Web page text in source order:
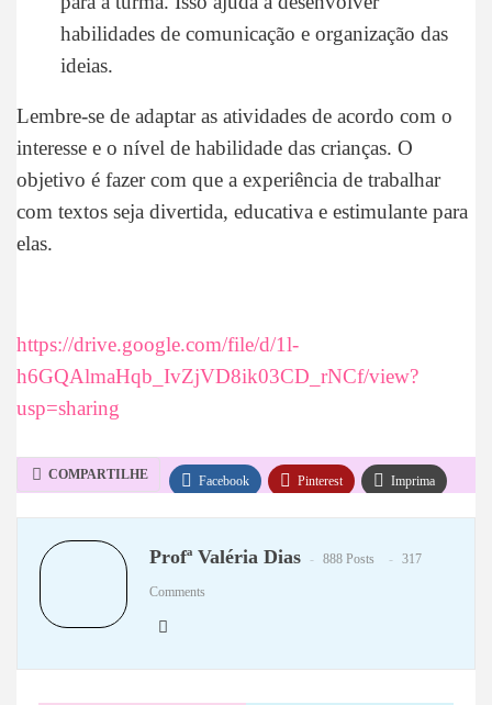
habilidades de comunicação e organização das
ideias.
Lembre-se de adaptar as atividades de acordo com o
interesse e o nível de habilidade das crianças. O
objetivo é fazer com que a experiência de trabalhar
com textos seja divertida, educativa e estimulante para
elas.
https://drive.google.com/file/d/1l-
h6GQAlmaHqb_IvZjVD8ik03CD_rNCf/view?
usp=sharing
COMPARTILHE Facebook Pinterest Imprima
Profª Valéria Dias 888 Posts 317
Comments